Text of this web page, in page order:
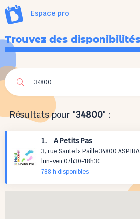
Espace pro
Trouvez des
Résultats pour "34800" :
1. A Petits Pas
3, rue Saute la Paille 34800
lun-ven 07h30-18h30
788 h disponibles